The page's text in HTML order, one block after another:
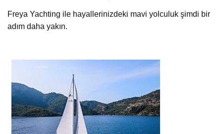
Freya Yachting ile hayallerinizdeki mavi yolculuk şimdi bir
adım daha yakın.